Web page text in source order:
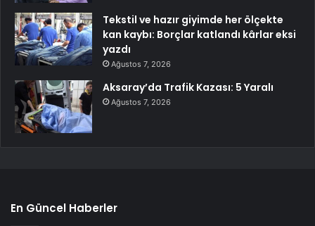
Tekstil ve hazır giyimde her ölçekte
kan kaybı: Borçlar katlandı kârlar eksi
yazdı
Ağustos 7, 2026
Aksaray’da Trafik Kazası: 5 Yaralı
Ağustos 7, 2026
En Güncel Haberler